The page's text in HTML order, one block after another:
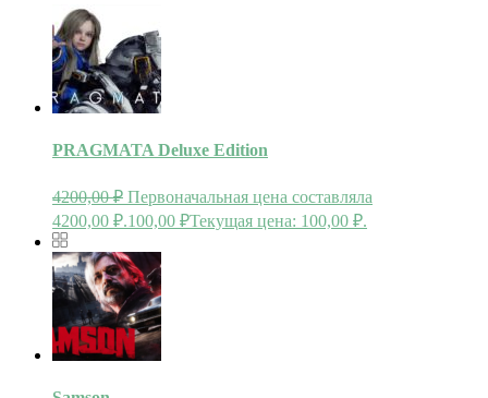
PRAGMATA Deluxe Edition
4200,00₽ Первоначальная цена составляла
4200,00 ₽.100,00 ₽Текущая цена: 100,00 ₽.